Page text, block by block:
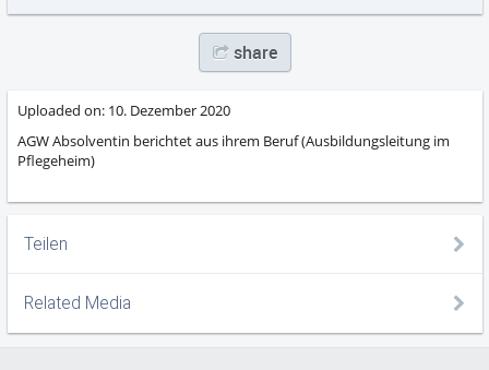
share
Uploaded on: 10. Dezember 2020
AGW Absolventin berichtet aus ihrem Beruf (Ausbildungsleitung im
Pflegeheim)
Teilen
Related Media